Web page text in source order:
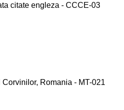
citate engleza - CCCE-03
Romania - MT-021